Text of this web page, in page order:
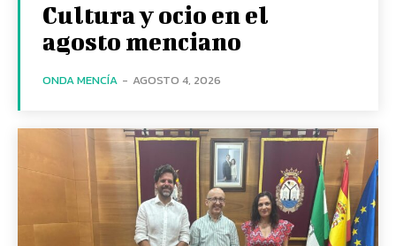
Cultura y ocio en el
agosto menciano
ONDA MENCÍA - AGOSTO 4, 2026